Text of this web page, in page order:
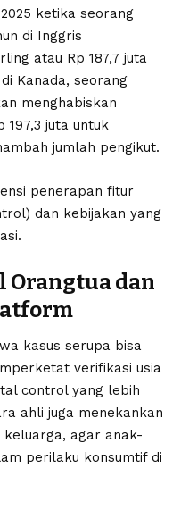
ketika seorang
di Inggris
atau Rp 187,7 juta
Kanada, seorang
menghabiskan
197,3 juta untuk
jumlah pengikut.
penerapan fitur
dan kebijakan yang
Orangtua dan
kasus serupa bisa
verifikasi usia
control yang lebih
ahli juga menekankan
keluarga, agar anak-
perilaku konsumtif di